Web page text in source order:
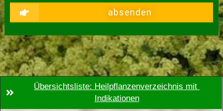
absenden
Übersichtsliste: Heilpflanzenverzeichnis mit
Indikationen